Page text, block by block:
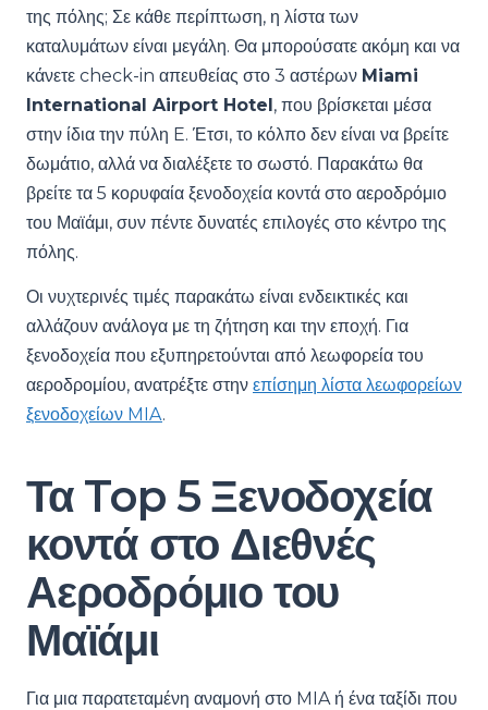
της πόλης; Σε κάθε περίπτωση, η λίστα των
καταλυμάτων είναι μεγάλη. Θα μπορούσατε ακόμη και να
κάνετε check-in απευθείας στο 3 αστέρων Miami
International Airport Hotel, που βρίσκεται μέσα
στην ίδια την πύλη E. Έτσι, το κόλπο δεν είναι να βρείτε
δωμάτιο, αλλά να διαλέξετε το σωστό. Παρακάτω θα
βρείτε τα 5 κορυφαία ξενοδοχεία κοντά στο αεροδρόμιο
του Μαϊάμι, συν πέντε δυνατές επιλογές στο κέντρο της
πόλης.
Οι νυχτερινές τιμές παρακάτω είναι ενδεικτικές και
αλλάζουν ανάλογα με τη ζήτηση και την εποχή. Για
ξενοδοχεία που εξυπηρετούνται από λεωφορεία του
αεροδρομίου, ανατρέξτε στην επίσημη λίστα λεωφορείων
ξενοδοχείων MIA.
Τα Top 5 Ξενοδοχεία
κοντά στο Διεθνές
Αεροδρόμιο του
Μαϊάμι
Για μια παρατεταμένη αναμονή στο MIA ή ένα ταξίδι που